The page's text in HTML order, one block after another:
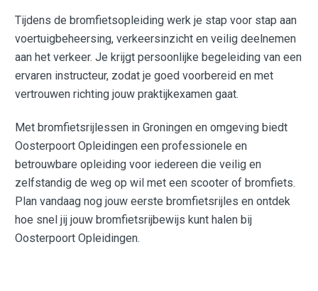
Tijdens de bromfietsopleiding werk je stap voor stap aan
voertuigbeheersing, verkeersinzicht en veilig deelnemen
aan het verkeer. Je krijgt persoonlijke begeleiding van een
ervaren instructeur, zodat je goed voorbereid en met
vertrouwen richting jouw praktijkexamen gaat.
Met bromfietsrijlessen in Groningen en omgeving biedt
Oosterpoort Opleidingen een professionele en
betrouwbare opleiding voor iedereen die veilig en
zelfstandig de weg op wil met een scooter of bromfiets.
Plan vandaag nog jouw eerste bromfietsrijles en ontdek
hoe snel jij jouw bromfietsrijbewijs kunt halen bij
Oosterpoort Opleidingen.